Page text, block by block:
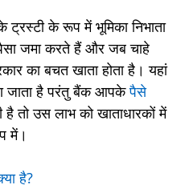
के रूप में भूमिका निभाता
जमा करते हैं और जब चाहे
का बचत खाता होता है। यहां
जाता है परंतु बैंक आपकेपैसे
तो उस लाभ को खाताधारकों में
में।
है?